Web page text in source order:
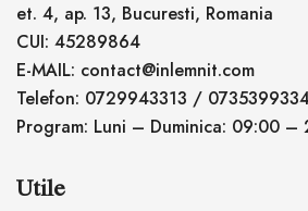
et. 4, ap. 13, Bucuresti, Romania
CUI: 45289864
E-MAIL: contact@inlemnit.com
Telefon: 0729943313 /
Program: Luni – Duminica: 09:00 –
Utile